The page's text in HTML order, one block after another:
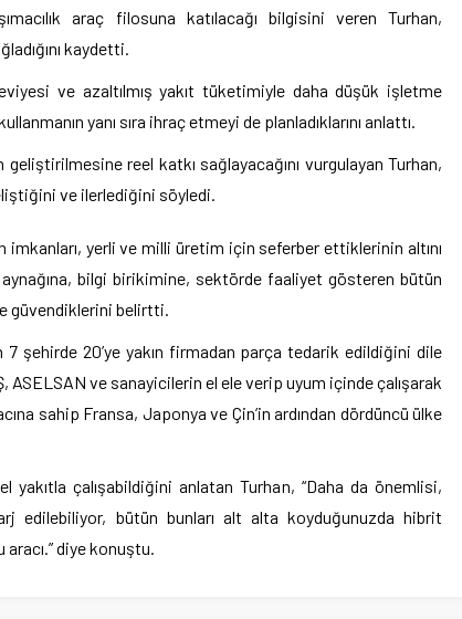
araç filosuna katılacağı bilgisini veren Turhan,
kaydetti.
ve azaltılmış yakıt tüketimiyle daha düşük işletme
yanı sıra ihraç etmeyi de planladıklarını anlattı.
reel katkı sağlayacağını vurgulayan Turhan,
ve ilerlediğini söyledi.
imkanları, yerli ve milli üretim için seferber ettiklerinin altını
bilgi birikimine, sektörde faaliyet gösteren bütün
güvendiklerini belirtti.
şehirde 20’ye yakın firmadan parça tedarik edildiğini dile
ASELSAN ve sanayicilerin el ele verip uyum içinde çalışarak
sahip Fransa, Japonya ve Çin’in ardından dördüncü ülke
çalışabildiğini anlatan Turhan, “Daha da önemlisi,
edilebiliyor, bütün bunları alt alta koyduğunuzda hibrit
diye konuştu.